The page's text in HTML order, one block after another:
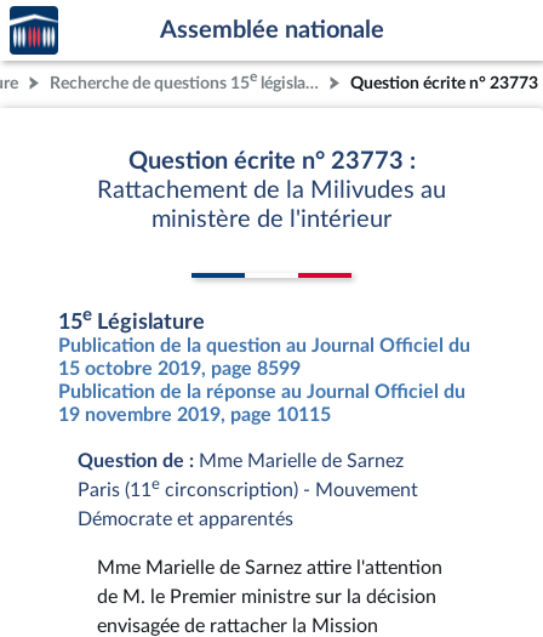
Aller au contenu
Aller en bas de la page
Accèder
à la
page
d'accueil
Assemblée nationale
Recherche de questions 15e législature Question écrite n° 23773
Question écrite n° 23773 :
Rattachement de la Milivudes au
ministère de l'intérieur
15e Législature
Publication de la question au Journal Officiel du
15 octobre 2019, page 8599
Publication de la réponse au Journal Officiel du
19 novembre 2019, page 10115
Question de : Mme Marielle de Sarnez
Paris (11 e circonscription) - Mouvement
Démocrate et apparentés
Mme Marielle de Sarnez attire l'attention
de M. le Premier ministre sur la décision
envisagée de rattacher la Mission